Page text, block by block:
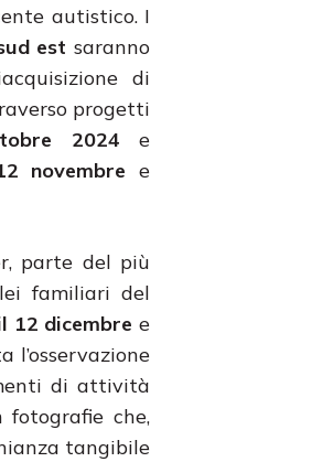
autistico. I
est saranno
di
progetti
2024 e
novembre e
parte del più
familiari del
12 dicembre e
l’osservazione
di attività
fotografie che,
tangibile